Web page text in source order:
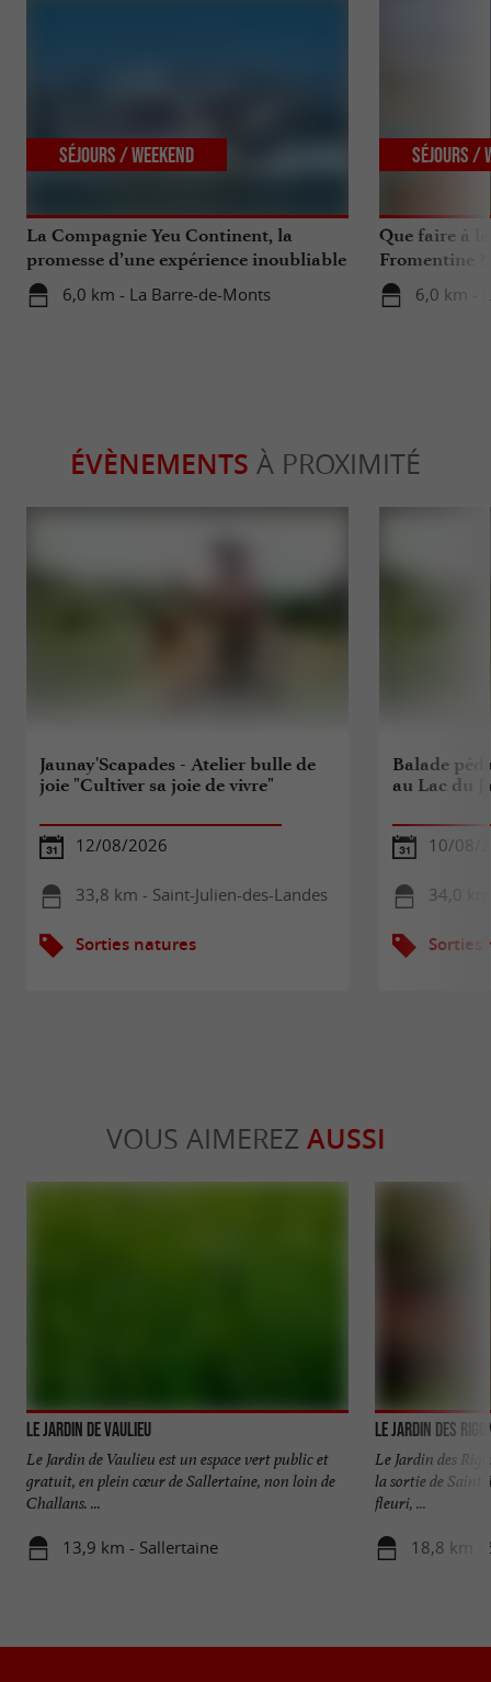
La Compagnie Yeu Continent, la
promesse d’une expérience inoubliable
à vivre toute l’année sur l’île d’Yeu
6,0 km - La Barre-de-Monts
Séjours / Weekend
Que faire à
Fromentine ?
6,0 km -
Séjours /
ÉVÈNEMENTS À PROXIMITÉ
Jaunay'Scapades - Atelier bulle de
joie "Cultiver sa joie de vivre"
12/08/2026
33,8 km - Saint-Julien-des-Landes
Sorties natures
Balade
au Lac du
10/08/
34,0
Sorties
VOUS AIMEREZ AUSSI
Le Jardin de Vaulieu
Le Jardin de Vaulieu est un espace vert public et
gratuit, en plein cœur de Sallertaine, non loin de
Challans. ...
13,9 km - Sallertaine
Le Jardin des
Le Jardin des
la sortie de Saint-
fleuri, ...
18,8 km -